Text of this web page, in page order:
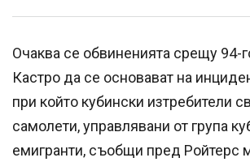
Очаква се обвиненията срещу 94-
Кастро да се основават на
при който кубински изтребители
самолети, управлявани от група
емигранти, съобщи пред Ройтерс